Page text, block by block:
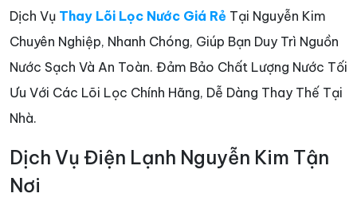
Dịch Vụ Thay Lõi Lọc Nước Giá Rẻ Tại Nguyễn Kim
Chuyên Nghiệp, Nhanh Chóng, Giúp Bạn Duy Trì Nguồn
Nước Sạch Và An Toàn. Đảm Bảo Chất Lượng Nước Tối
Ưu Với Các Lõi Lọc Chính Hãng, Dễ Dàng Thay Thế Tại
Nhà.
Dịch Vụ Điện Lạnh Nguyễn Kim Tận
Nơi